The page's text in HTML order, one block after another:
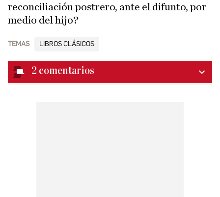
reconciliación postrero, ante el difunto, por
medio del hijo?
TEMAS LIBROS CLÁSICOS
2 comentarios